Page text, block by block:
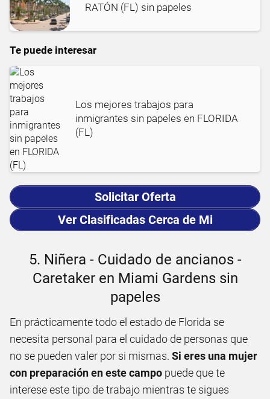
RATÓN (FL) sin papeles
Te puede interesar
Los mejores trabajos para
inmigrantes sin papeles en FLORIDA
(FL)
Solicitar Oferta
Ver Clasificadas Cerca de Mi
5. Niñera - Cuidado de ancianos -
Caretaker en Miami Gardens sin
papeles
En prácticamente todo el estado de Florida se
necesita personal para el cuidado de personas que
no se pueden valer por si mismas. Si eres una mujer
con preparación en este campo puede que te
interese este tipo de trabajo mientras te sigues